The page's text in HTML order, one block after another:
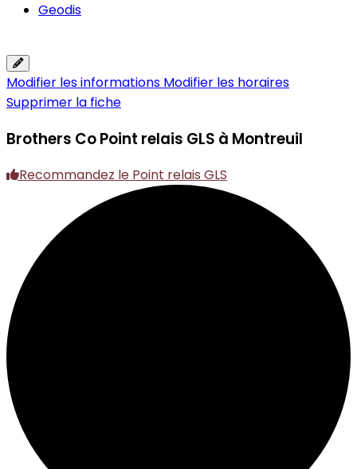
Geodis
Modifier les informations Modifier les horaires
Supprimer la fiche
Brothers CoPoint relais GLS à Montreuil
Recommandez le Point relais GLS